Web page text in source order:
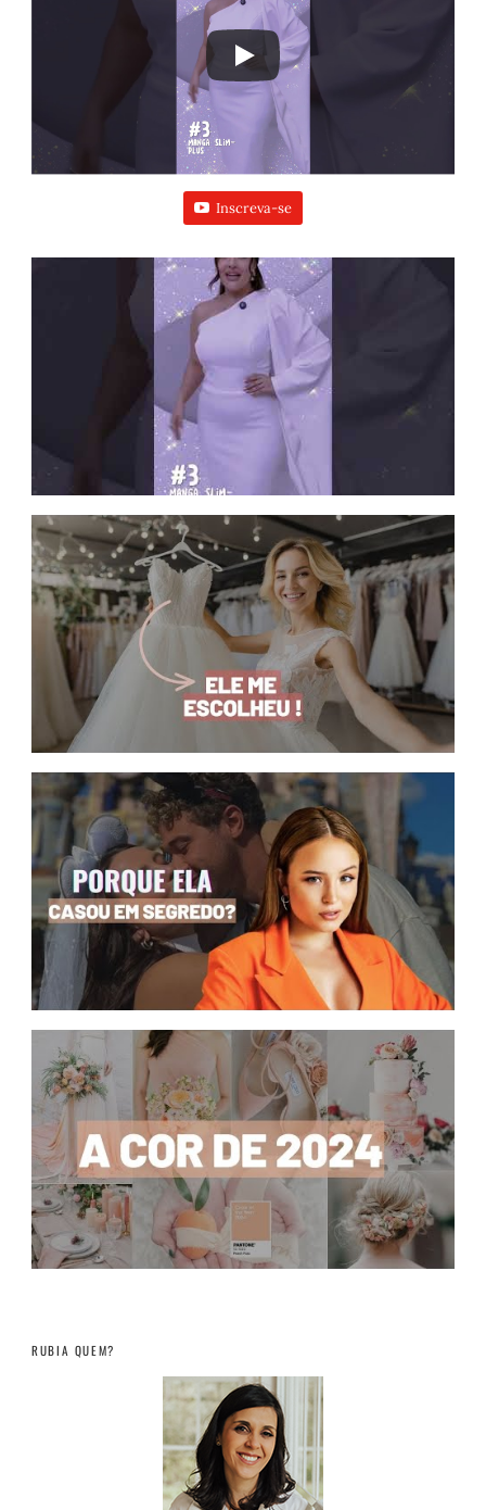
Inscreva-se
RUBIA QUEM?